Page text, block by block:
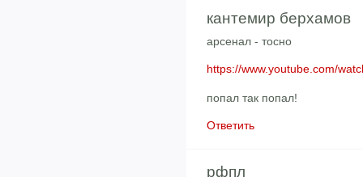
кантемир берхамов
арсенал - тосно
https://www.youtube.com/
попал так попал!
Ответить
рфпл